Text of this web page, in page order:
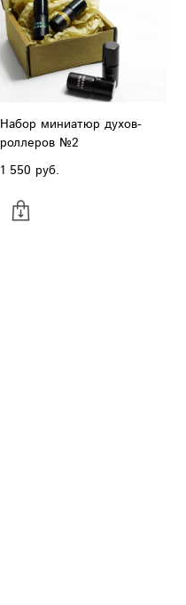
Набор миниатюр духов-
роллеров №2
1 550 pуб.